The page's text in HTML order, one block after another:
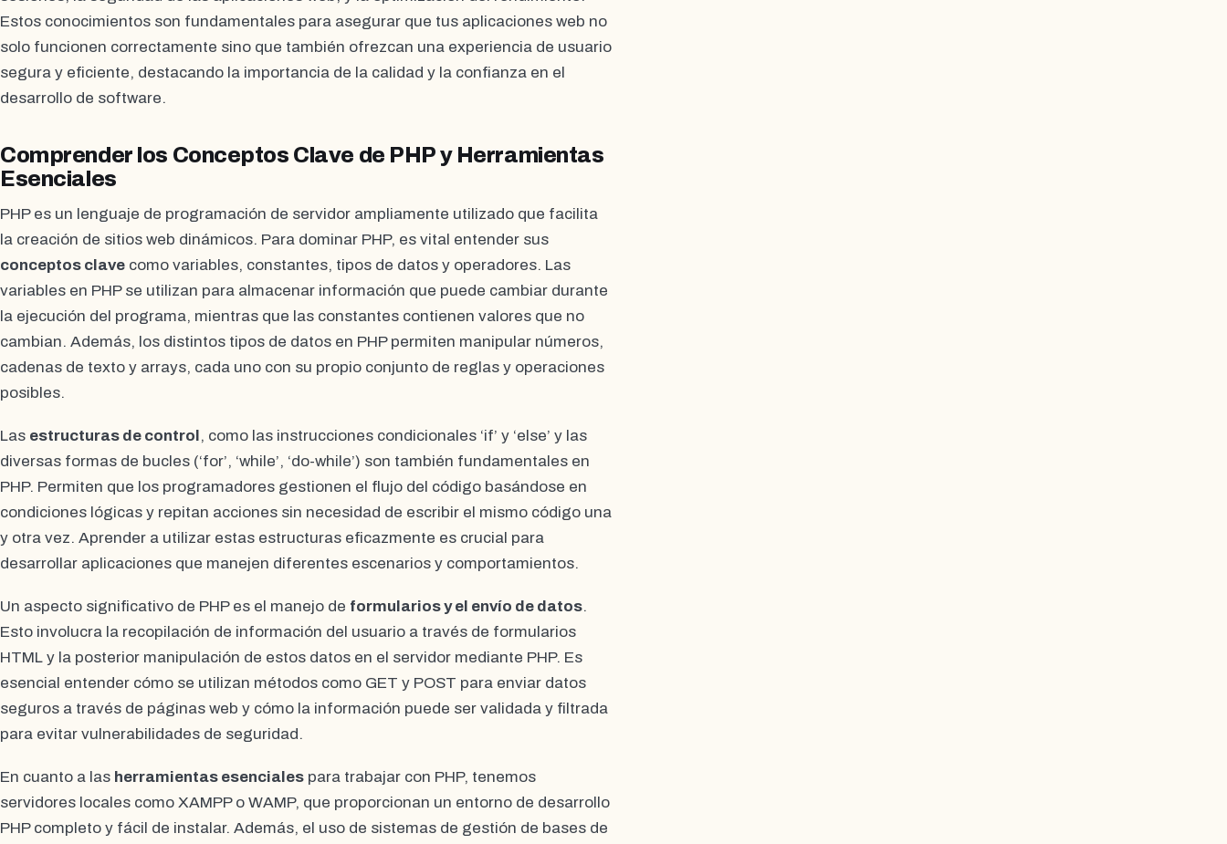
Estos conocimientos son fundamentales para asegurar que tus aplicaciones web no
solo funcionen correctamente sino que también ofrezcan una experiencia de usuario
segura y eficiente, destacando la importancia de la calidad y la confianza en el
desarrollo de software.
Comprender los Conceptos Clave de PHP y Herramientas
Esenciales
PHP es un lenguaje de programación de servidor ampliamente utilizado que facilita
la creación de sitios web dinámicos. Para dominar PHP, es vital entender sus
conceptos clave como variables, constantes, tipos de datos y operadores. Las
variables en PHP se utilizan para almacenar información que puede cambiar durante
la ejecución del programa, mientras que las constantes contienen valores que no
cambian. Además, los distintos tipos de datos en PHP permiten manipular números,
cadenas de texto y arrays, cada uno con su propio conjunto de reglas y operaciones
posibles.
Las estructuras de control , como las instrucciones condicionales ‘if’ y ‘else’ y las
diversas formas de bucles (‘for’, ‘while’, ‘do-while’) son también fundamentales en
PHP. Permiten que los programadores gestionen el flujo del código basándose en
condiciones lógicas y repitan acciones sin necesidad de escribir el mismo código una
y otra vez. Aprender a utilizar estas estructuras eficazmente es crucial para
desarrollar aplicaciones que manejen diferentes escenarios y comportamientos.
Un aspecto significativo de PHP es el manejo de formularios y el envío de datos.
Esto involucra la recopilación de información del usuario a través de formularios
HTML y la posterior manipulación de estos datos en el servidor mediante PHP. Es
esencial entender cómo se utilizan métodos como GET y POST para enviar datos
seguros a través de páginas web y cómo la información puede ser validada y filtrada
para evitar vulnerabilidades de seguridad.
En cuanto a las herramientas esenciales para trabajar con PHP, tenemos
servidores locales como XAMPP o WAMP, que proporcionan un entorno de desarrollo
PHP completo y fácil de instalar. Además, el uso de sistemas de gestión de bases de